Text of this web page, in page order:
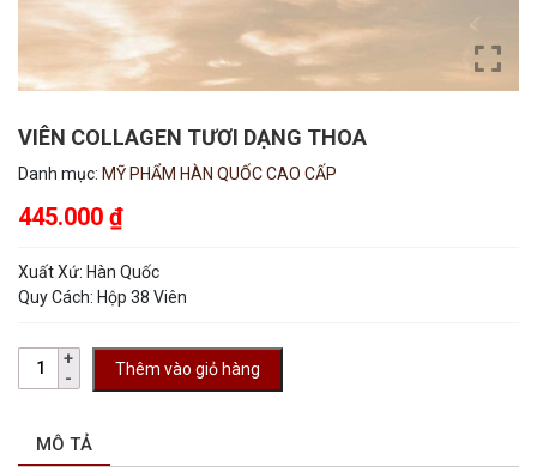
VIÊN COLLAGEN TƯƠI DẠNG THOA
Danh mục: MỸ PHẨM HÀN QUỐC CAO CẤP
445.000 ₫
Xuất Xứ: Hàn Quốc
Quy Cách: Hộp 38 Viên
Thêm vào giỏ hàng
MÔ TẢ